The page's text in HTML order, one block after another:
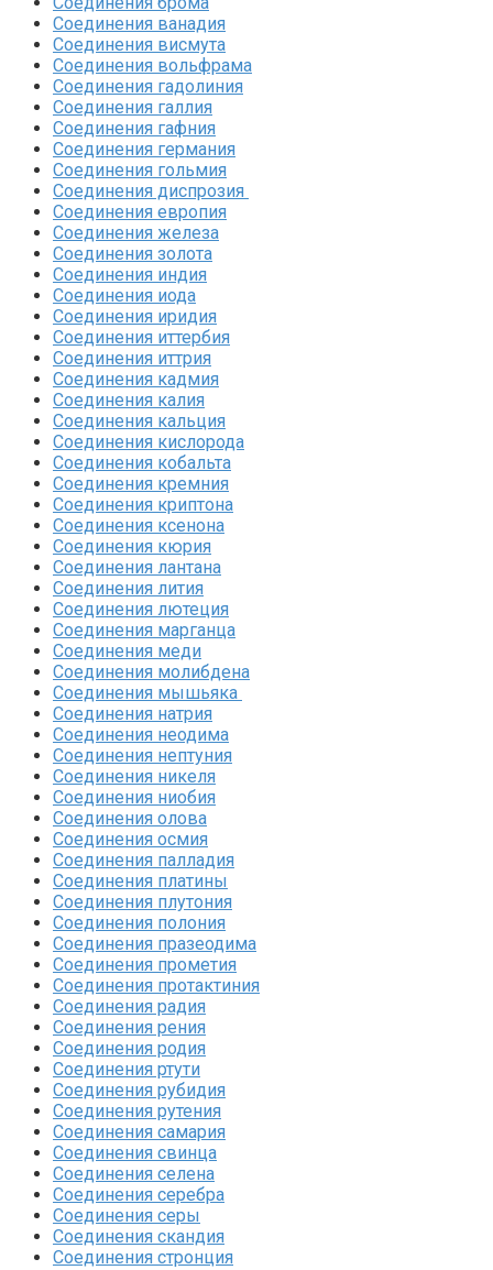
Соединения ванадия‎
Соединения висмута
Соединения вольфрама‎
Соединения гадолиния‎
Соединения галлия‎
Соединения гафния‎
Соединения германия‎
Соединения гольмия‎
Соединения диспрозия‎ ‎
Соединения европия‎
Соединения железа‎
Соединения золота‎
Соединения индия
Соединения иода‎
Соединения иридия
Соединения иттербия‎
Соединения иттрия‎
Соединения кадмия
Соединения калия‎
Соединения кальция
Соединения кислорода‎
Соединения кобальта
Соединения кремния‎
Соединения криптона‎
Соединения ксенона‎
Соединения кюрия
Соединения лантана‎
Соединения лития‎
Соединения лютеция‎
Соединения марганца‎
Соединения меди
Соединения молибдена‎
Соединения мышьяка‎ ‎
Соединения натрия‎
Соединения неодима‎
Соединения нептуния‎
Соединения никеля‎
Соединения ниобия‎
Соединения олова‎
Соединения осмия‎
Соединения палладия‎
Соединения платины‎
Соединения плутония‎
Соединения полония‎
Соединения празеодима‎
Соединения прометия‎
Соединения протактиния‎
Соединения радия‎
Соединения рения‎
Соединения родия‎
Соединения ртути‎
Соединения рубидия‎
Соединения рутения‎
Соединения самария‎
Соединения свинца‎
Соединения селена‎
Соединения серебра‎
Соединения серы‎
Соединения скандия
Соединения стронция‎